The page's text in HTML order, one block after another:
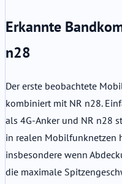
Erkannte
n28
Der erste beobachtete
kombiniert mit NR n28.
als 4G-Anker und NR n28
in realen Mobilfunknetzen
insbesondere wenn
die maximale